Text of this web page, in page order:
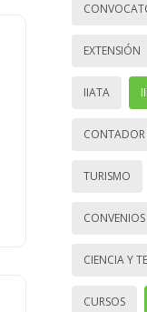
EXTENSIÓN
IIATA
TURISMO
CONVENIOS
CIENCIA Y
CURSOS